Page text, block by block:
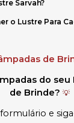
Sarvah?
o Lustre Para
de
do
de Brinde? 💡
e